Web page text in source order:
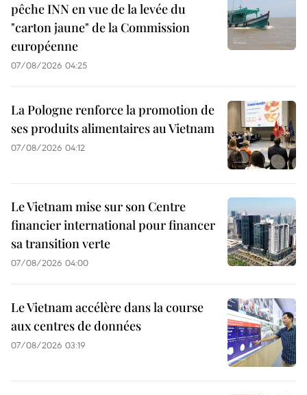
pêche INN en vue de la levée du
"carton jaune" de la Commission
européenne
07/08/2026 04:25
La Pologne renforce la promotion de
ses produits alimentaires au Vietnam
07/08/2026 04:12
Le Vietnam mise sur son Centre
financier international pour financer
sa transition verte
07/08/2026 04:00
Le Vietnam accélère dans la course
aux centres de données
07/08/2026 03:19